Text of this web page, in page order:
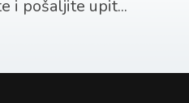
i pošaljite upit...